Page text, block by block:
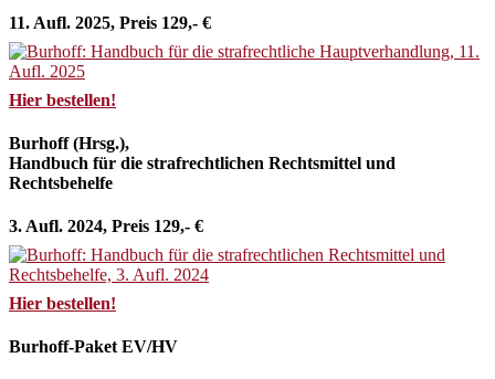
11. Aufl. 2025, Preis 129,- €
Hier bestellen!
Burhoff (Hrsg.),
Handbuch für die strafrechtlichen Rechtsmittel und
Rechtsbehelfe
3. Aufl. 2024, Preis 129,- €
Hier bestellen!
Burhoff-Paket EV/HV